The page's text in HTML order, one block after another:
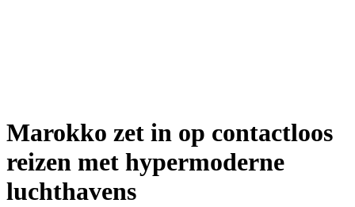
Marokko zet in op contactloos
reizen met hypermoderne
luchthavens